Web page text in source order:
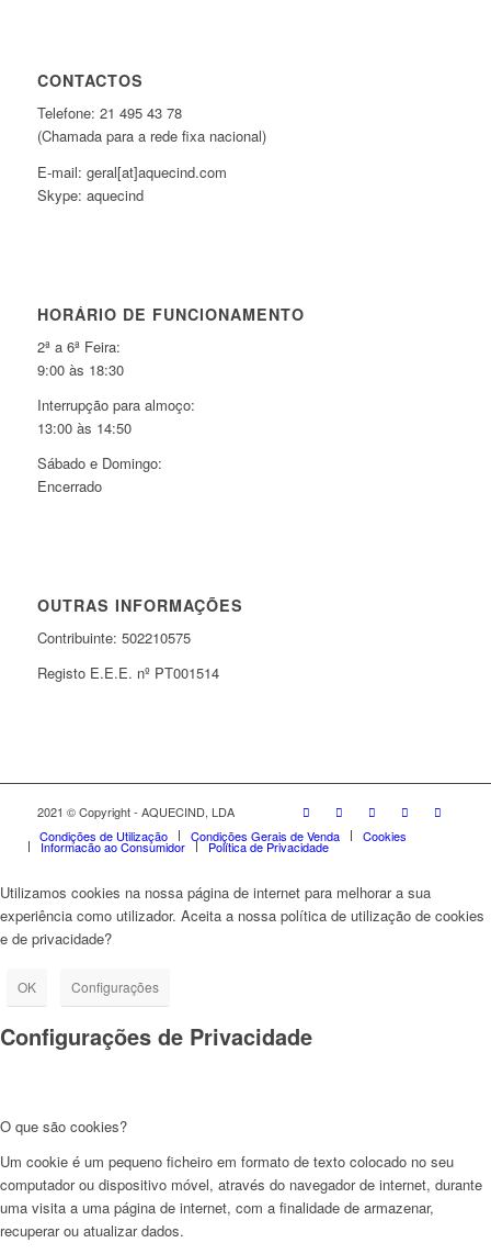
CONTACTOS
Telefone: 21 495 43 78
(Chamada para a rede fixa nacional)
E-mail: geral[at]aquecind.com
Skype: aquecind
HORÁRIO DE FUNCIONAMENTO
2ª a 6ª Feira:
9:00 às 18:30
Interrupção para almoço:
13:00 às 14:50
Sábado e Domingo:
Encerrado
OUTRAS INFORMAÇÕES
Contribuinte: 502210575
Registo E.E.E. nº PT001514
2021 © Copyright - AQUECIND, LDA
Condições de Utilização
Condições Gerais de Venda Cookies
Informação ao Consumidor Política de Privacidade
Utilizamos cookies na nossa página de internet para melhorar a sua
experiência como utilizador. Aceita a nossa política de utilização de cookies
e de privacidade?
OK Configurações
Configurações de Privacidade
O que são cookies?
Um cookie é um pequeno ficheiro em formato de texto colocado no seu
computador ou dispositivo móvel, através do navegador de internet, durante
uma visita a uma página de internet, com a finalidade de armazenar,
recuperar ou atualizar dados.